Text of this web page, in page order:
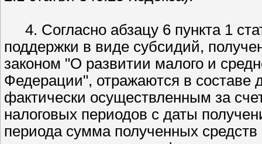
4. Согласно абзацу 6 пункта 1
поддержки в виде субсидий,
законом "О развитии малого и
Федерации", отражаются в составе
фактически осуществленным за
налоговых периодов с даты
периода сумма полученных